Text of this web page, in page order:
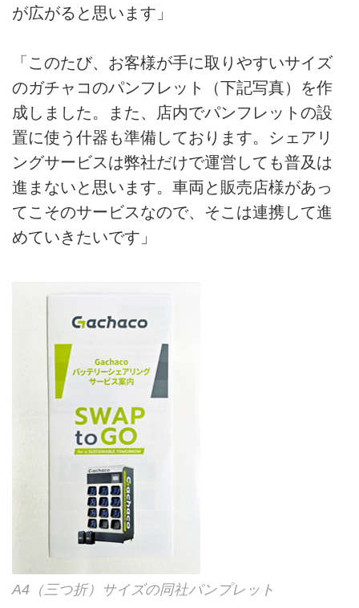
が広がると思います」
「このたび、お客様が手に取りやすいサイズ
のガチャコのパンフレット（下記写真）を作
成しました。また、店内でパンフレットの設
置に使う什器も準備しております。シェアリ
ングサービスは弊社だけで運営しても普及は
進まないと思います。車両と販売店様があっ
てこそのサービスなので、そこは連携して進
めていきたいです」
A4（三つ折）サイズの同社パンプレット